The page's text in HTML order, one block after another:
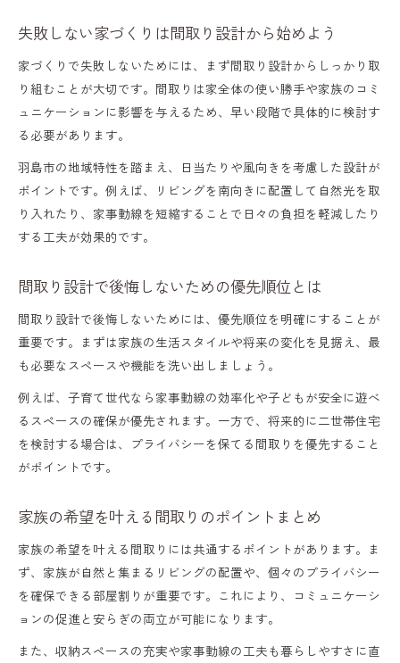
失敗しない家づくりは間取り設計から始めよう
家づくりで失敗しないためには、まず間取り設計からしっかり取
り組むことが大切です。間取りは家全体の使い勝手や家族のコミ
ュニケーションに影響を与えるため、早い段階で具体的に検討す
る必要があります。
羽島市の地域特性を踏まえ、日当たりや風向きを考慮した設計が
ポイントです。例えば、リビングを南向きに配置して自然光を取
り入れたり、家事動線を短縮することで日々の負担を軽減したり
する工夫が効果的です。
間取り設計で後悔しないための優先順位とは
間取り設計で後悔しないためには、優先順位を明確にすることが
重要です。まずは家族の生活スタイルや将来の変化を見据え、最
も必要なスペースや機能を洗い出しましょう。
例えば、子育て世代なら家事動線の効率化や子どもが安全に遊べ
るスペースの確保が優先されます。一方で、将来的に二世帯住宅
を検討する場合は、プライバシーを保てる間取りを優先すること
がポイントです。
家族の希望を叶える間取りのポイントまとめ
家族の希望を叶える間取りには共通するポイントがあります。ま
ず、家族が自然と集まるリビングの配置や、個々のプライバシー
を確保できる部屋割りが重要です。これにより、コミュニケーシ
ョンの促進と安らぎの両立が可能になります。
また、収納スペースの充実や家事動線の工夫も暮らしやすさに直